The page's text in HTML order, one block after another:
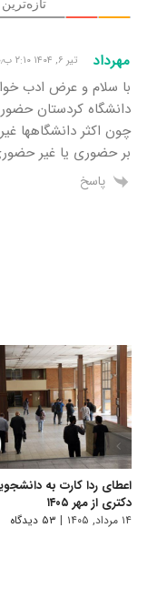
تازه‌ترین
مهرداد تیر ۶, ۱۴۰۴ ۲:۱۰ ب٫ظ
دانشگاه کردستان
چون اکثر دانشگاهها
بر حضوری یا غیر
پاسخ
اعطای ردا کارت به
دکتری از مهر ۱۴۰۵
۱۴ مرداد, ۱۴۰۵ | ۵۳ دیدگاه